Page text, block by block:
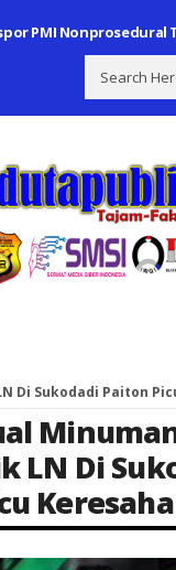
PMI Nonprosedural
Di Sukodadi Paiton
LN Di
Ilustrasi minuman